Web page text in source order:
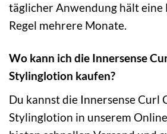
täglicher Anwendung hält eine
Regel mehrere Monate.
Wo kann ich die Innersense
Stylinglotion kaufen?
Du kannst die Innersense Curl
Stylinglotion in unserem